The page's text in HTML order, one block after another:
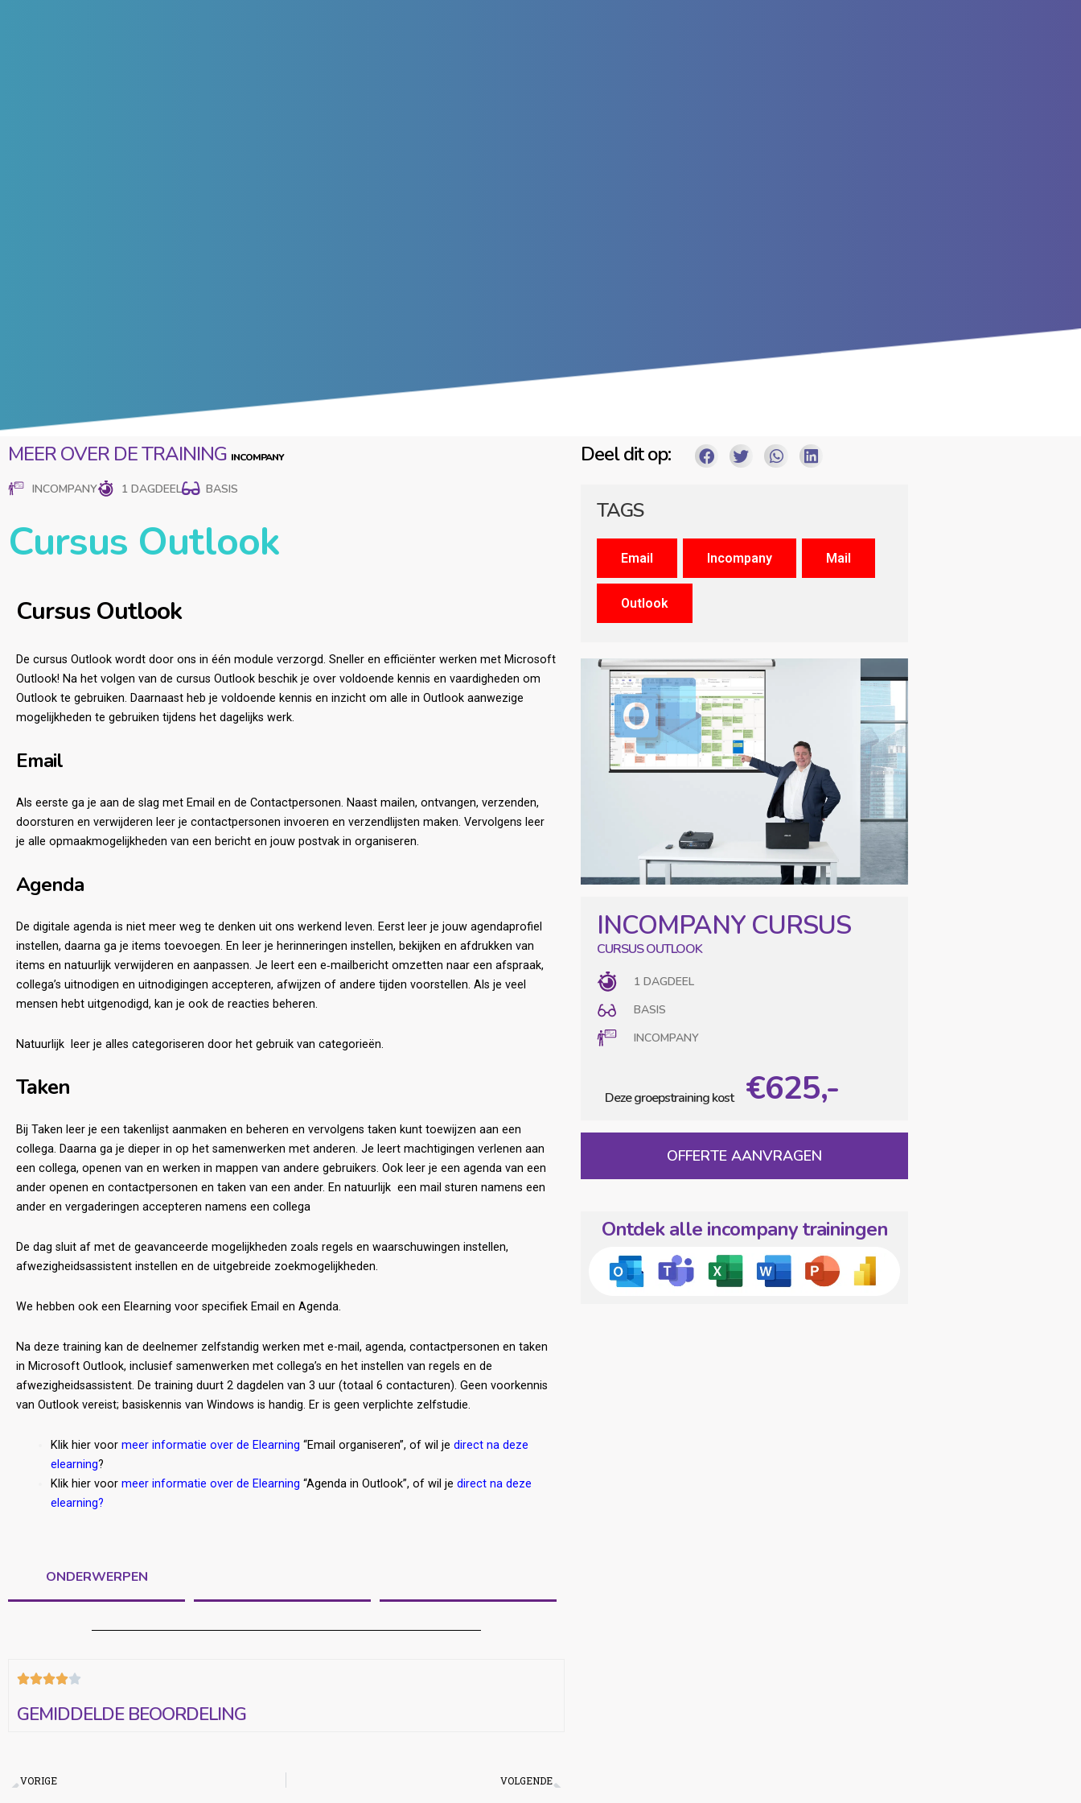
MEER OVER DE TRAINING
INCOMPANY 1 DAGDEEL BASIS
Cursus Outlook
Cursus Outlook
De cursus Outlook wordt door ons in één module verzorgd. Sneller en efficiënter werken met Microsoft
Outlook! Na het volgen van de cursus Outlook beschik je over voldoende kennis en vaardigheden om
Outlook te gebruiken. Daarnaast heb je voldoende kennis en inzicht om alle in Outlook aanwezige
mogelijkheden te gebruiken tijdens het dagelijks werk.
Email
Als eerste ga je aan de slag met Email en de Contactpersonen. Naast mailen, ontvangen, verzenden,
doorsturen en verwijderen leer je contactpersonen invoeren en verzendlijsten maken. Vervolgens leer
je alle opmaakmogelijkheden van een bericht en jouw postvak in organiseren.
Agenda
De digitale agenda is niet meer weg te denken uit ons werkend leven. Eerst leer je jouw agendaprofiel
instellen, daarna ga je items toevoegen. En leer je herinneringen instellen, bekijken en afdrukken van
items en natuurlijk verwijderen en aanpassen. Je leert een e‐mailbericht omzetten naar een afspraak,
collega’s uitnodigen en uitnodigingen accepteren, afwijzen of andere tijden voorstellen. Als je veel
mensen hebt uitgenodigd, kan je ook de reacties beheren.
Natuurlijk leer je alles categoriseren door het gebruik van categorieën.
Taken
Bij Taken leer je een takenlijst aanmaken en beheren en vervolgens taken kunt toewijzen aan een
collega. Daarna ga je dieper in op het samenwerken met anderen. Je leert machtigingen verlenen aan
een collega, openen van en werken in mappen van andere gebruikers. Ook leer je een agenda van een
ander openen en contactpersonen en taken van een ander. En natuurlijk een mail sturen namens een
ander en vergaderingen accepteren namens een collega
De dag sluit af met de geavanceerde mogelijkheden zoals regels en waarschuwingen instellen,
afwezigheidsassistent instellen en de uitgebreide zoekmogelijkheden.
We hebben ook een Elearning voor specifiek Email en Agenda.
Na deze training kan de deelnemer zelfstandig werken met e-mail, agenda, contactpersonen en taken
in Microsoft Outlook, inclusief samenwerken met collega’s en het instellen van regels en de
afwezigheidsassistent. De training duurt 2 dagdelen van 3 uur (totaal 6 contacturen). Geen voorkennis
van Outlook vereist; basiskennis van Windows is handig. Er is geen verplichte zelfstudie.
Klik hier voormeer informatie over de Elearning “Email organiseren”, of wil jedirect na deze
elearning?
Klik hier voor meer informatie over de Elearning “Agenda in Outlook”, of wil jedirect na deze
elearning?
ONDERWERPEN

GEMIDDELDE BEOORDELING
VORIGE VOLGENDE
Deel dit op:
TAGS
CURSUS
CURSUS OUTLOOK
1 DAGDEEL
BASIS
INCOMPANY
€625,-
OFFERTE AANVRAGEN
Ontdek alle incompany trainingen